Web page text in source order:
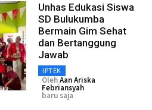
Unhas Edukasi Siswa
SD Bulukumba
Bermain Gim Sehat
dan Bertanggung
Jawab
IPTEK
OlehAan Ariska
Febriansyah
baru saja